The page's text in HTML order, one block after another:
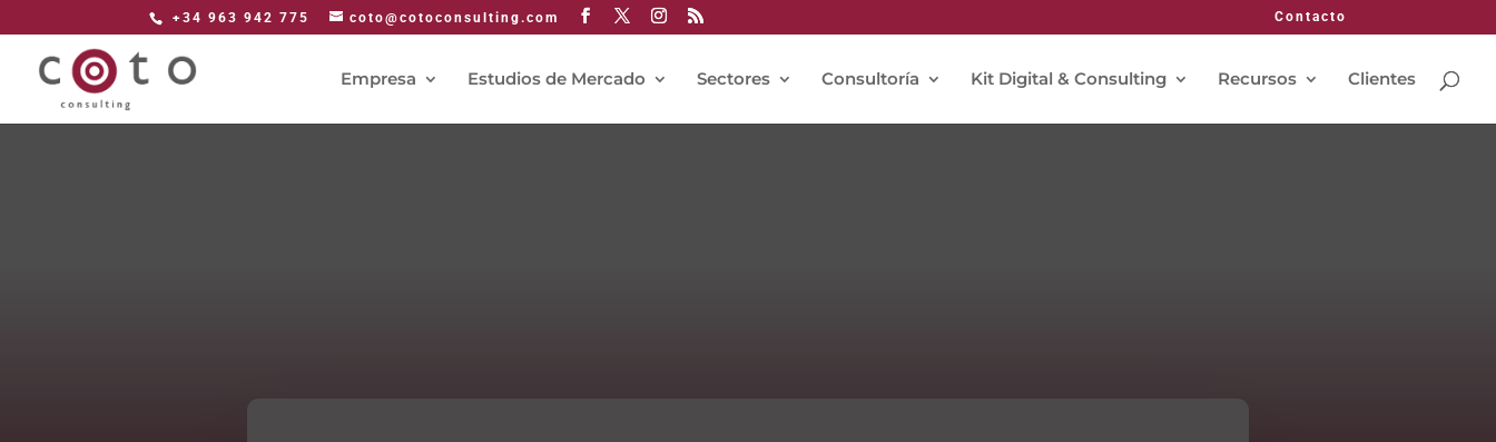
+34 963 942 775 coto@cotoconsulting.com Contacto
Empresa Estudios de Mercado Sectores Consultoría Kit Digital & Consulting Recursos Clientes